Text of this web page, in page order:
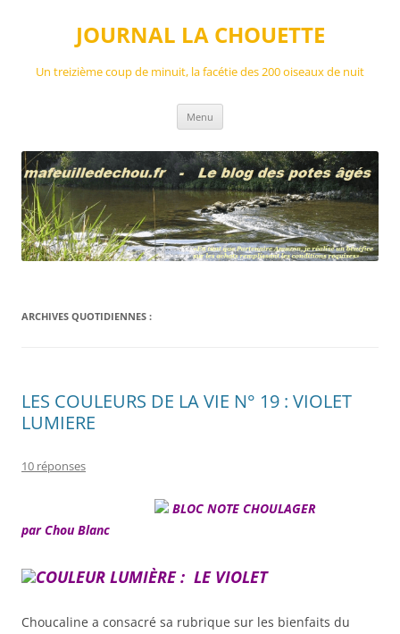
JOURNAL LA CHOUETTE
Un treizième coup de minuit, la facétie des 200 oiseaux de nuit
Menu
ARCHIVES QUOTIDIENNES :
LES COULEURS DE LA VIE N° 19 : VIOLET
LUMIERE
10 réponses
BLOC NOTE CHOULAGER
par Chou Blanc
COULEUR LUMIÈRE : LE VIOLET
Choucaline a consacré sa rubrique sur les bienfaits du